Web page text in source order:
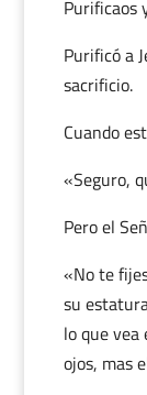
Purificaos
Purificó a
sacrificio.
Cuando
«Seguro,
Pero el
«No te
su
lo que vea
ojos, mas